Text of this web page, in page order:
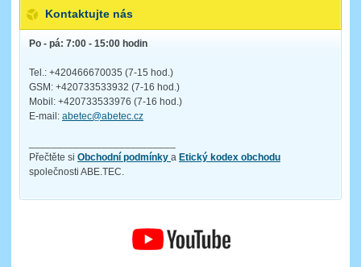
Kontaktujte nás
Po - pá: 7:00 - 15:00 hodin
Tel.: +420466670035 (7-15 hod.)
GSM: +420733533932 (7-16 hod.)
Mobil: +420733533976 (7-16 hod.)
E-mail: abetec@abetec.cz
Přečtěte si Obchodní podmínky a Etický kodex obchodu
společnosti ABE.TEC.